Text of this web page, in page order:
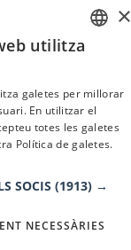
×
utilitza
galetes per millorar
En utilitzar el
totes les galetes
Política de galetes.
SOCIS (1913) →
NECESSÀRIES